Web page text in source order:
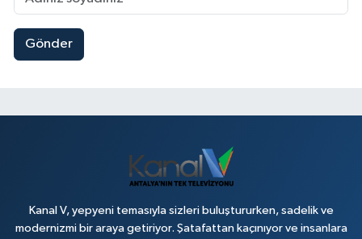
Gönder
Kanal V, yepyeni temasıyla sizleri buluştururken, sadelik ve
modernizmi bir araya getiriyor. Şatafattan kaçınıyor ve insanlara